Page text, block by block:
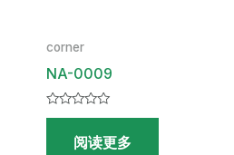
corner
NA-0009
评
&sol;阅读更多